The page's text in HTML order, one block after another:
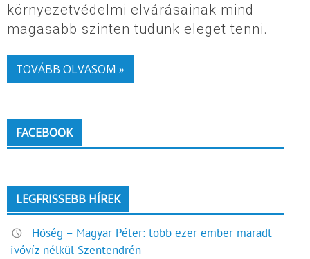
környezetvédelmi elvárásainak mind
magasabb szinten tudunk eleget tenni.
TOVÁBB OLVASOM »
FACEBOOK
LEGFRISSEBB HÍREK
Hőség – Magyar Péter: több ezer ember maradt
ivóvíz nélkül Szentendrén